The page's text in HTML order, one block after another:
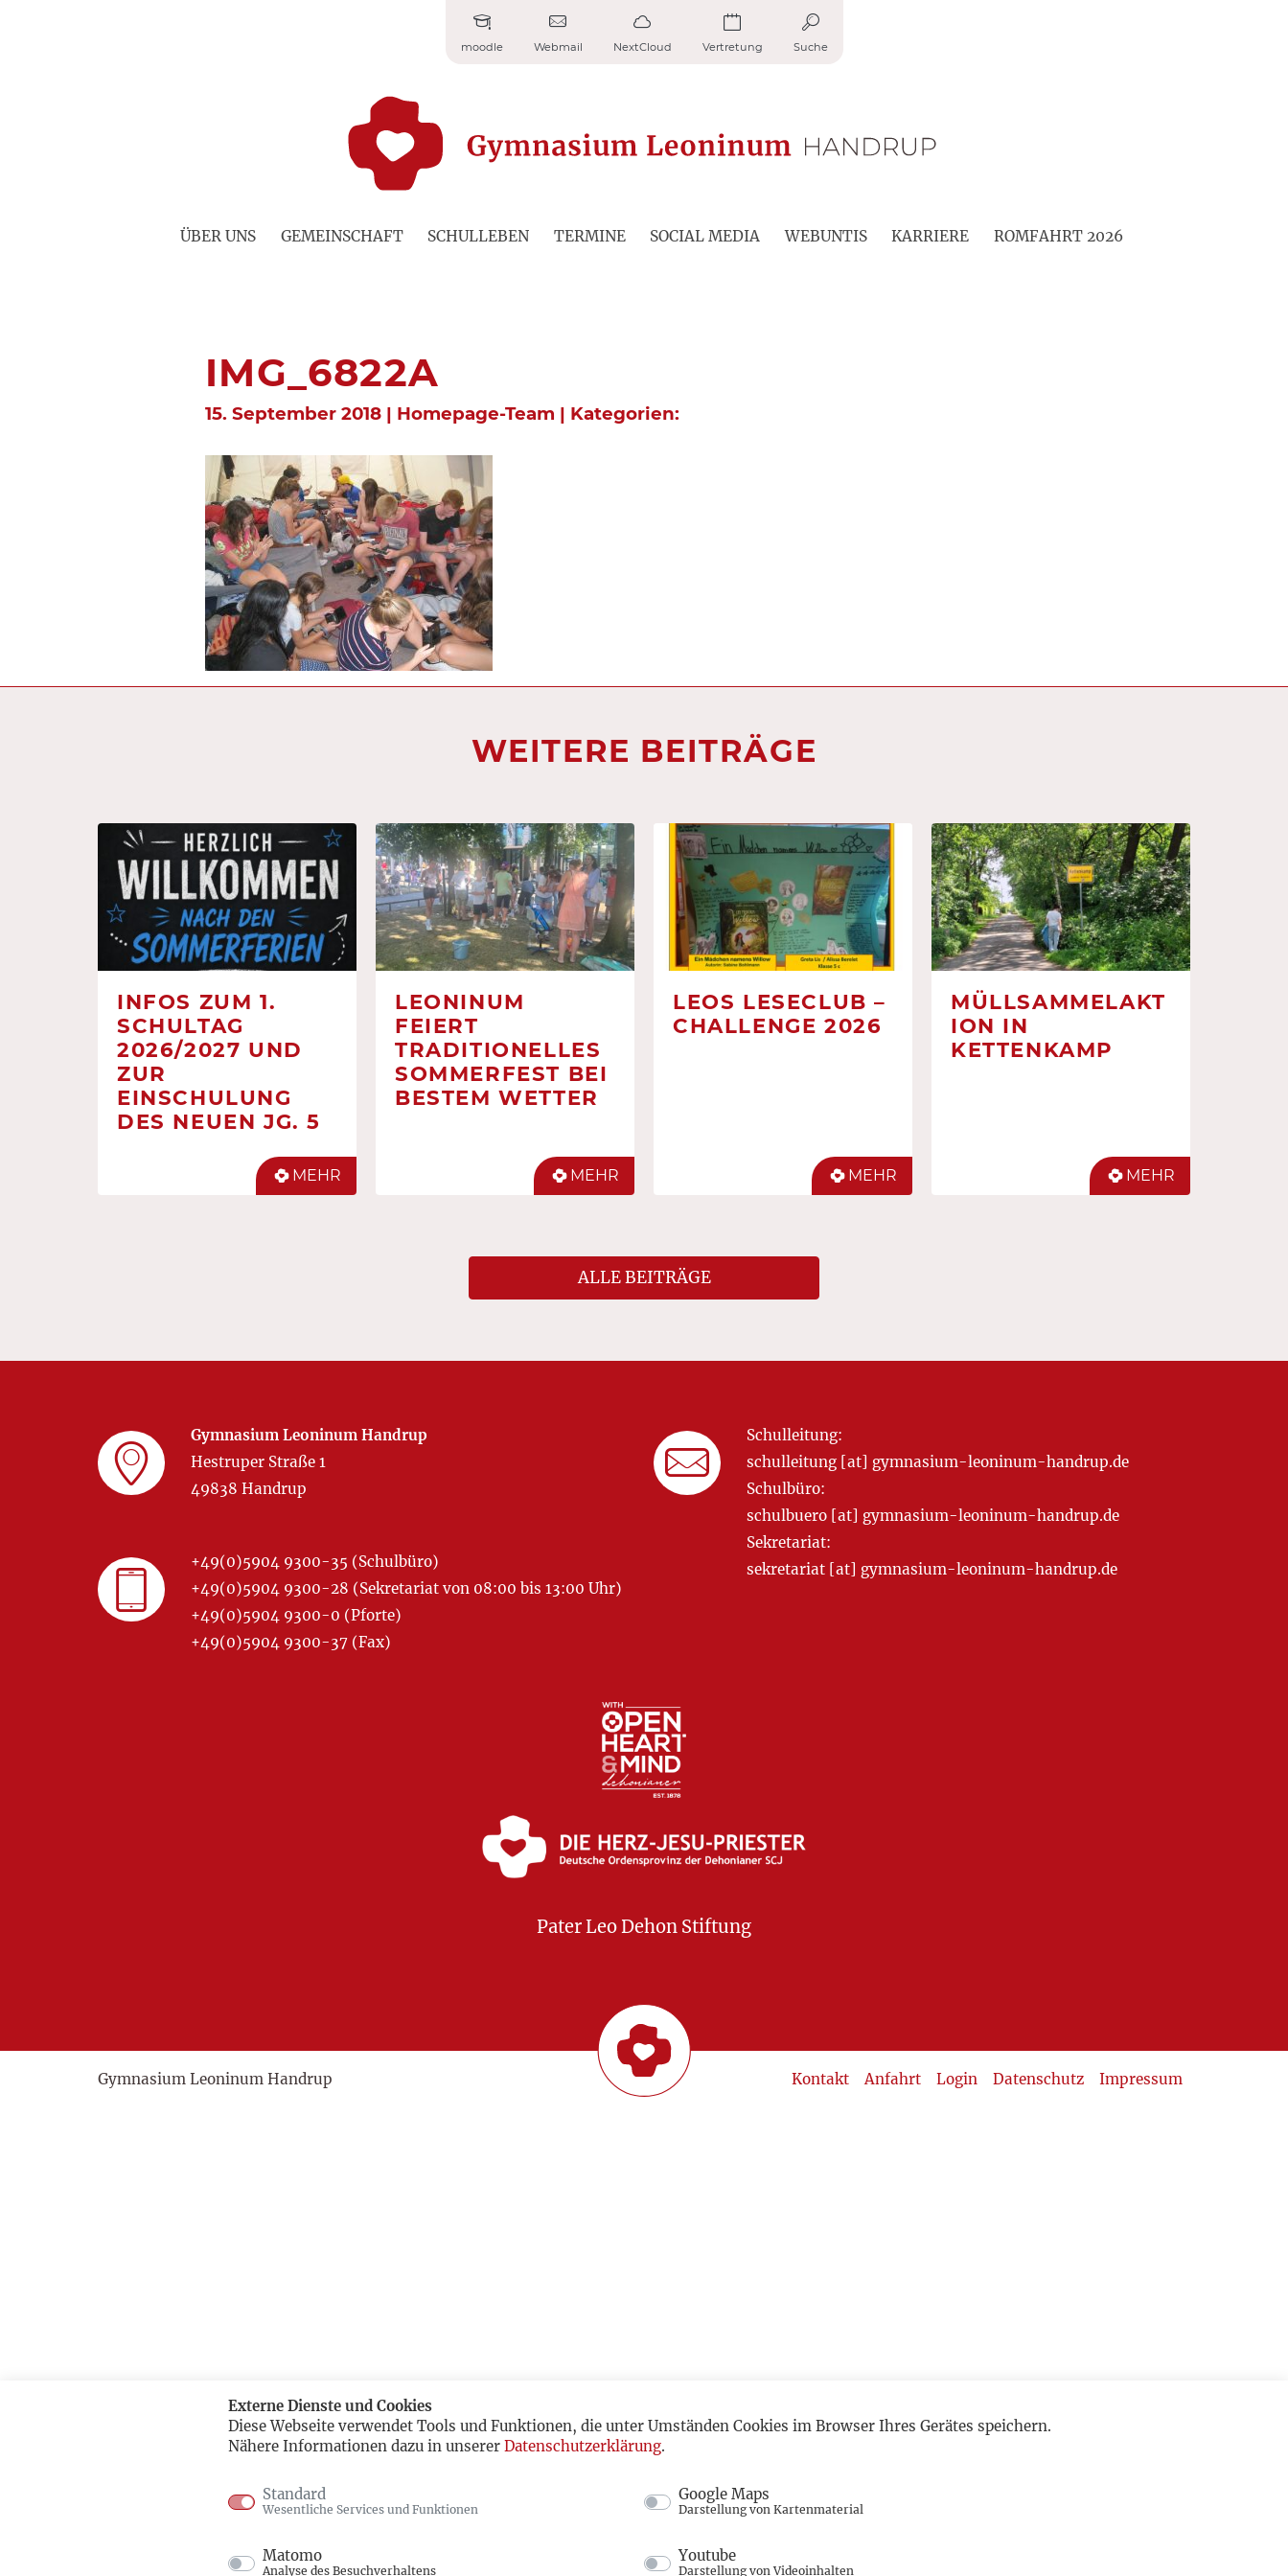
moodle Webmail NextCloud Vertretung Suche
ÜBER UNS GEMEINSCHAFT SCHULLEBEN TERMINE SOCIAL MEDIA WEBUNTIS KARRIERE ROMFAHRT 2026
IMG_6822A
15. September 2018 | Homepage-Team | Kategorien:
WEITERE BEITRÄGE
INFOS ZUM 1.
SCHULTAG
2026/2027 UND
ZUR
EINSCHULUNG
DES NEUEN JG. 5
MEHR
LEONINUM
FEIERT
TRADITIONELLES
SOMMERFEST BEI
BESTEM WETTER
MEHR
LEOS LESECLUB –
CHALLENGE 2026
MEHR
MÜLLSAMMELAKT
ION IN
KETTENKAMP
MEHR
ALLE BEITRÄGE
Gymnasium Leoninum Handrup
Hestruper Straße 1
49838 Handrup
+49(0)5904 9300-35 (Schulbüro)
+49(0)5904 9300-28 (Sekretariat von 08:00 bis 13:00 Uhr)
+49(0)5904 9300-0 (Pforte)
+49(0)5904 9300-37 (Fax)
Schulleitung:
schulleitung [at] gymnasium-leoninum-handrup.de
Schulbüro:
schulbuero [at] gymnasium-leoninum-handrup.de
Sekretariat:
sekretariat [at] gymnasium-leoninum-handrup.de
Pater Leo Dehon Stiftung
Kontakt Anfahrt Login Datenschutz Impressum
Gymnasium Leoninum Handrup
Externe Dienste und Cookies
Diese Webseite verwendet Tools und Funktionen, die unter Umständen Cookies im Browser Ihres Gerätes speichern.
Nähere Informationen dazu in unserer Datenschutzerklärung.
Standard
Wesentliche Services und Funktionen
Google Maps
Darstellung von Kartenmaterial
Matomo
Analyse des Besuchverhaltens
Youtube
Darstellung von Videoinhalten